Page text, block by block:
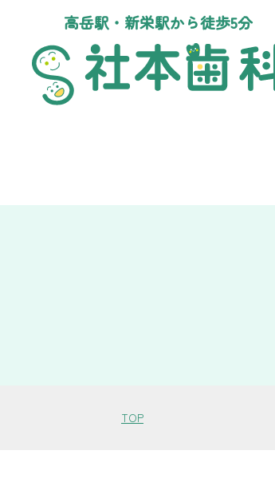
高岳駅・新栄駅から徒歩5分
TOP